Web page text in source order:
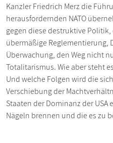
Kanzler Friedrich Merz die
herausfordernden NATO
gegen diese destruktive
übermäßige Reglementierung,
Überwachung, den Weg nicht
Totalitarismus. Wie aber steht
Und welche Folgen wird die
Verschiebung der
Staaten der Dominanz der USA
Nägeln brennen und die es zu